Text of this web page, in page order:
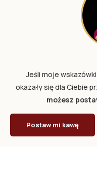
Jeśli moje
okazały się dla Ciebie
możesz
Postaw mi kawę